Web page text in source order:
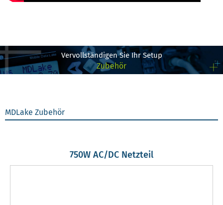
Vervollständigen Sie Ihr Setup
Zubehör
MDLake Zubehör
750W AC/DC Netzteil